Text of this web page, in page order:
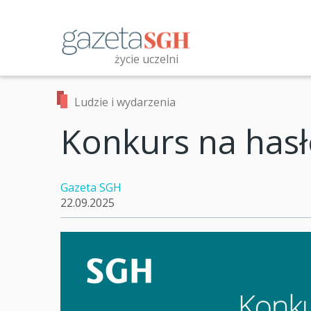
życie uczelni
Przeszukaj witrynę
Ludzie i wydarzenia
Konkurs na
Gazeta SGH
22.09.2025